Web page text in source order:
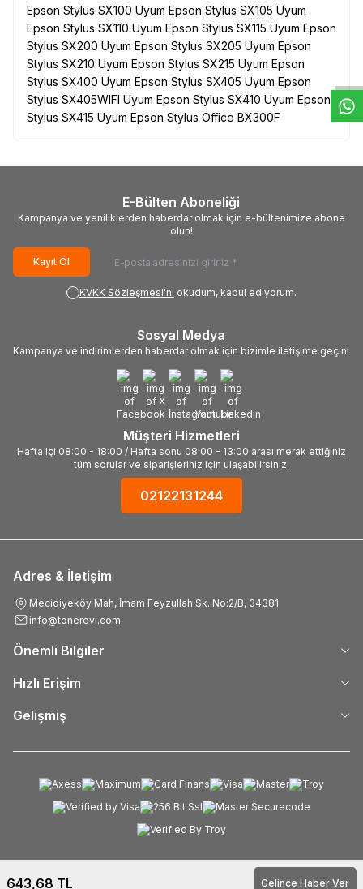
643,68 TL Gelince Haber Ver
Epson Stylus SX100 Uyum Epson Stylus SX105 Uyum
Epson Stylus SX110 Uyum Epson Stylus SX115 Uyum Epson
Stylus SX200 Uyum Epson Stylus SX205 Uyum Epson
Stylus SX210 Uyum Epson Stylus SX215 Uyum Epson
Stylus SX400 Uyum Epson Stylus SX405 Uyum Epson
Stylus SX405WIFI Uyum Epson Stylus SX410 Uyum Epson
Stylus SX415 Uyum Epson Stylus Office BX300F
E-Bülten Aboneliği
Kampanya ve yeniliklerden haberdar olmak için e-bültenimize abone
olun!
Kayıt Ol
KVKK Sözleşmesi'ni okudum, kabul ediyorum.
Sosyal Medya
Kampanya ve indirimlerden haberdar olmak için bizimle iletişime geçin!
Müşteri Hizmetleri
Hafta içi 08:00 - 18:00 / Hafta sonu 08:00 - 13:00 arası merak ettiğiniz
tüm sorular ve siparişleriniz için ulaşabilirsiniz.
02122131244
Adres & İletişim
Mecidiyeköy Mah, İmam Feyzullah Sk. No:2/B, 34381
info@tonerevi.com
Önemli Bilgiler
Hızlı Erişim
Gelişmiş